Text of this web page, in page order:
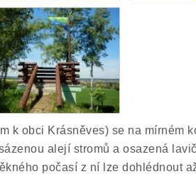
k obci Krásněves) se na mírném
alejí stromů a osazená
počasí z ní lze dohlédnout